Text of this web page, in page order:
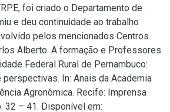
foi criado o Departamento de
e deu continuidade ao trabalho
pelos mencionados Centros.
Alberto. A formação e Professores
Federal Rural de Pernambuco:
In: Anais da Academia
Agronômica. Recife: Imprensa
32 – 41. Disponível em: